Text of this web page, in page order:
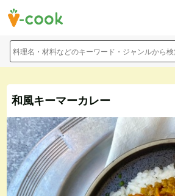
料理名・材料などのキーワード・ジャンルから検
和風キーマーカレー